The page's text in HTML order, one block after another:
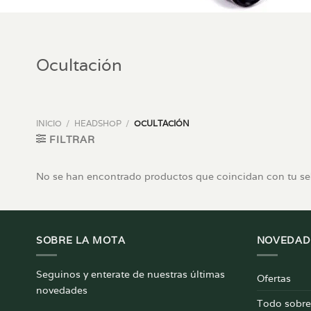
Ocultación
INICIO / HEADSHOP / OCULTACIÓN
FILTRAR
No se han encontrado productos que coincidan con tu
SOBRE LA MOTA
Seguinos y enterate de nuestras últimas
novedades
Ofertas
Todo